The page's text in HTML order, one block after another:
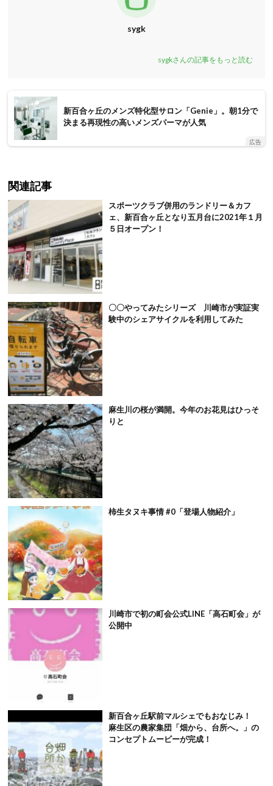
sygk
sygkさんの記事をもっと読む
新百合ヶ丘のメンズ特化型サロン「Genie」。朝1分で
決まる再現性の高いメンズパーマが人気
広告
関連記事
スポーツクラブ併用のランドリー＆カフ
ェ、新百合ヶ丘となり五月台に2021年１月
５日オープン！
〇〇やってみたシリーズ 川崎市が実証実
験中のシェアサイクルを利用してみた
麻生川の桜が満開。今年のお花見はひっそ
りと
柿生タヌキ事情 #0「登場人物紹介」
川崎市で初の町会公式LINE「高石町会」が
公開中
新百合ヶ丘駅前マルシェでもおなじみ！
麻生区の農家集団「畑から、台所へ。」の
コンセプトムービーが完成！